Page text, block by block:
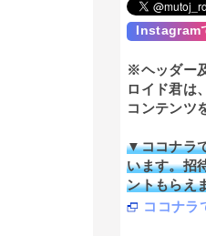
Instagram
※ヘッダー
ロイド君は
コンテンツ
▼ココナラ
います。招
ントもらえ
ココナラ